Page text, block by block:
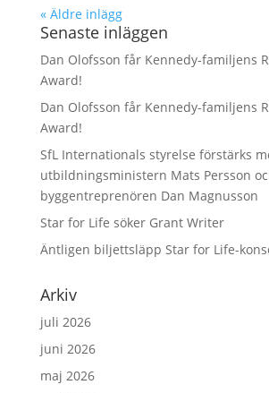
« Äldre inlägg
Senaste inläggen
Dan Olofsson får Kennedy-familjens
Award!
Dan Olofsson får Kennedy-familjens
Award!
SfL Internationals styrelse förstärks
utbildningsministern Mats Persson
byggentreprenören Dan Magnusson
Star for Life söker Grant Writer
Äntligen biljettsläpp Star for Life-
Arkiv
juli 2026
juni 2026
maj 2026